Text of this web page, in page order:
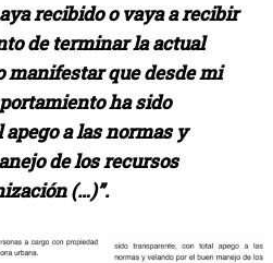
recibido o vaya a recibir
de terminar la actual
que desde mi
ha sido
a las normas y
de los recursos
(…)”.